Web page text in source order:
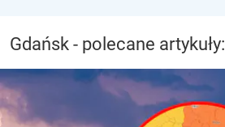
Gdańsk - polecane artykuły: